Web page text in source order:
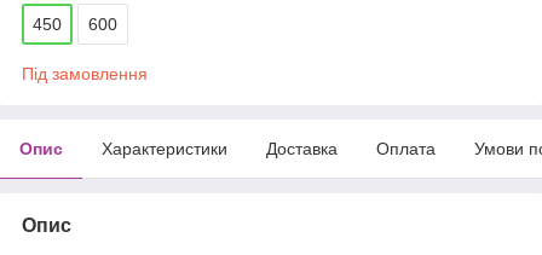
450 600
Під замовлення
Опис Характеристики Доставка Оплата Умови
Опис